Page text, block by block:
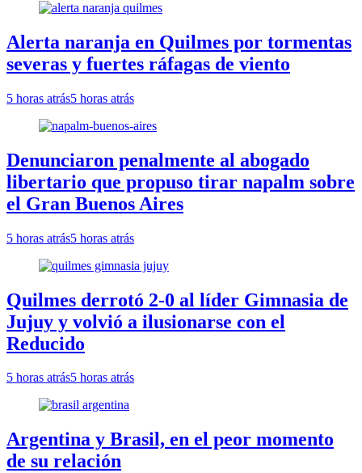
Alerta naranja en Quilmes por tormentas
severas y fuertes ráfagas de viento
5 horas atrás5 horas atrás
Denunciaron penalmente al abogado
libertario que propuso tirar napalm sobre
el Gran Buenos Aires
5 horas atrás5 horas atrás
Quilmes derrotó 2-0 al líder Gimnasia de
Jujuy y volvió a ilusionarse con el
Reducido
5 horas atrás5 horas atrás
Argentina y Brasil, en el peor momento
de su relación